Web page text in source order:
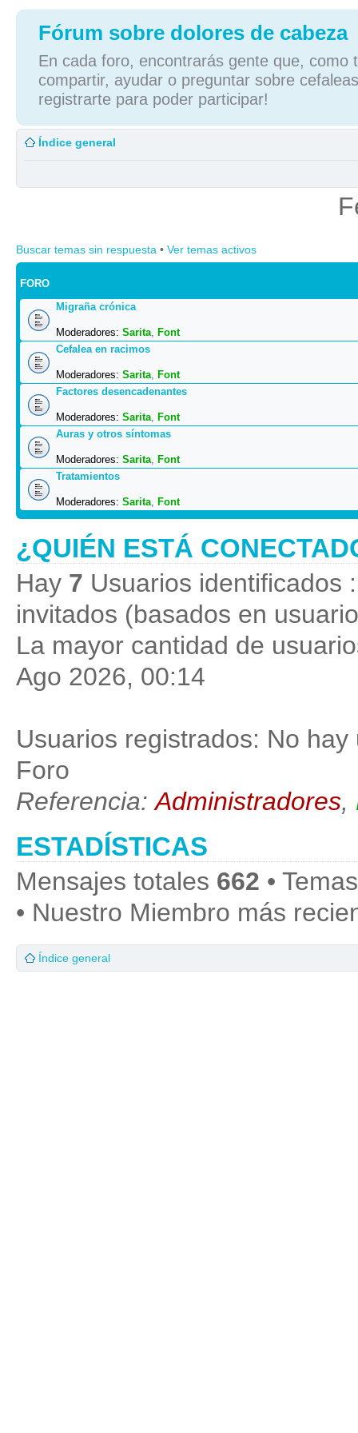
Fórum sobre dolores de cabeza
En cada foro, encontrarás gente que, como
compartir, ayudar o preguntar sobre
registrarte para poder participar!
Índice general
Buscar temas sin respuesta • Ver temas activos
FORO
Migraña crónica
Moderadores: Sarita, Font
Cefalea en racimos
Moderadores: Sarita, Font
Factores desencadenantes
Moderadores: Sarita, Font
Auras y otros síntomas
Moderadores: Sarita, Font
Tratamientos
Moderadores: Sarita, Font
¿QUIÉN ESTÁ
Hay 7 Usuarios identificados
invitados (basados en
La mayor cantidad de
Ago 2026, 00:14
Usuarios registrados: No
Foro
Referencia:Administradores,
ESTADÍSTICAS
Mensajes totales 662 •
• Nuestro Miembro más
Índice general